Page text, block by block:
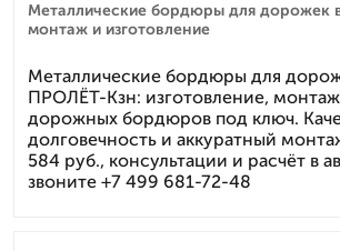
Металлические бордюры для дорожек
монтаж и изготовление
Металлические бордюры для
ПРОЛЁТ-Кзн: изготовление,
дорожных бордюров под ключ.
долговечность и аккуратный
584 руб., консультации и расчёт в
звоните +7 499 681-72-48